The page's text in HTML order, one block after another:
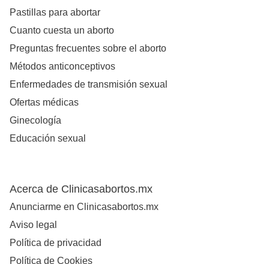
Pastillas para abortar
Cuanto cuesta un aborto
Preguntas frecuentes sobre el aborto
Métodos anticonceptivos
Enfermedades de transmisión sexual
Ofertas médicas
Ginecología
Educación sexual
Acerca de Clinicasabortos.mx
Anunciarme en Clinicasabortos.mx
Aviso legal
Política de privacidad
Política de Cookies